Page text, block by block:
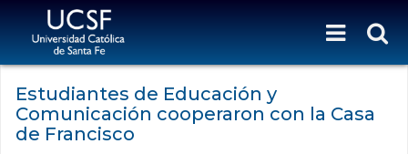
Estudiantes de Educación y
Comunicación cooperaron con la Casa
de Francisco